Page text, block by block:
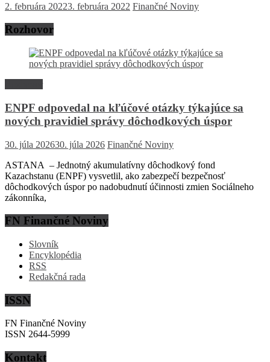
2. februára 20223. februára 2022 Finančné Noviny
Rozhovor
ENPF odpovedal na kľúčové otázky týkajúce sa
nových pravidiel správy dôchodkových úspor
30. júla 202630. júla 2026 Finančné Noviny
ASTANA – Jednotný akumulatívny dôchodkový fond
Kazachstanu (ENPF) vysvetlil, ako zabezpečí bezpečnosť
dôchodkových úspor po nadobudnutí účinnosti zmien Sociálneho
zákonníka,
FN Finančné Noviny
Slovník
Encyklopédia
RSS
Redakčná rada
ISSN
FN Finančné Noviny
ISSN 2644-5999
Kontakt